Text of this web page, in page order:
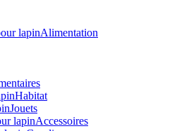
Alimentation
Habitat
Jouets
Accessoires